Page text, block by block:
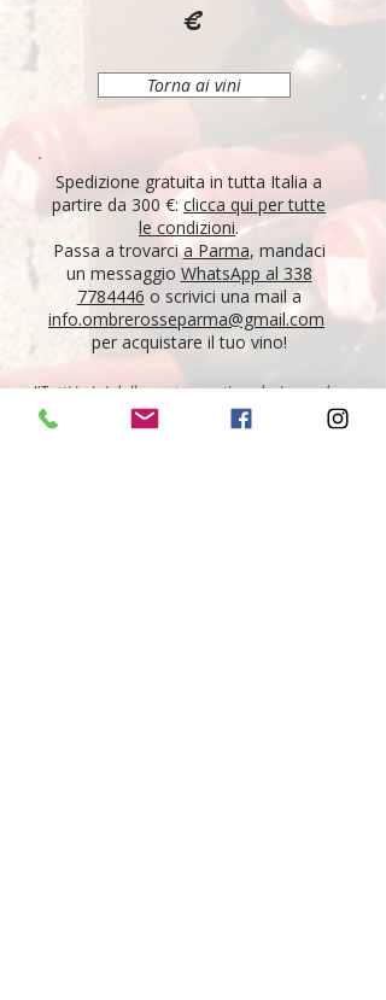
€
Torna ai vini
Spedizione gratuita in tutta Italia a
partire da 300 €: clicca qui per tutte
le condizioni.
Passa a trovarcia Parma, mandaci
un messaggio WhatsApp al 338
7784446 o scrivici una mail a
info.ombrerosseparma@gmail.com
per acquistare il tuo vino!
"Tutti i vini della nostra cantina derivano da un
lungo percorso di ricerca, iniziato nel 1995 con